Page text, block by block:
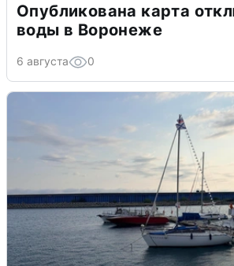
Опубликована карта
воды в Воронеже
6 августа 0